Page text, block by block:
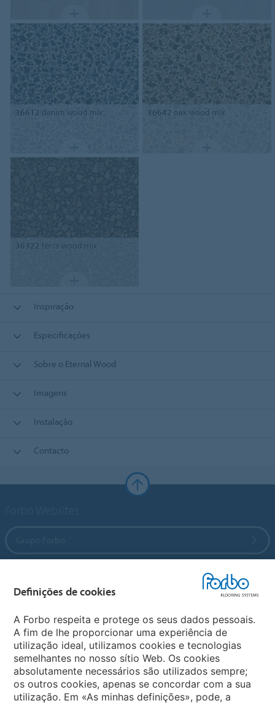
36612 denim wood mix 36642 oak wood mix
36322 terra wood mix
Inspiração
Especificações
Sobre o Eternal Wood
Imagens
Instalação
Contacto
Sites Mundiais
Escolha seu país
Definições de cookies
A Forbo respeita e protege os seus dados pessoais.
A fim de lhe proporcionar uma experiência de
utilização ideal, utilizamos cookies e tecnologias
semelhantes no nosso sítio Web. Os cookies
absolutamente necessários são utilizados sempre;
os outros cookies, apenas se concordar com a sua
utilização. Em «As minhas definições», pode, a